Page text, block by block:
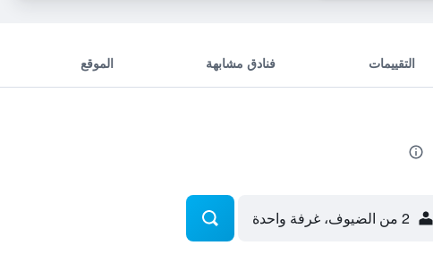
التقييمات فنادق مشابهة الموقع
2 من الضيوف، غرفة واحدة